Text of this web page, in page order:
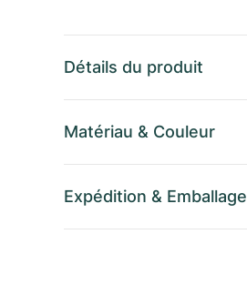
Détails du produit
Matériau & Couleur
Expédition & Emballage